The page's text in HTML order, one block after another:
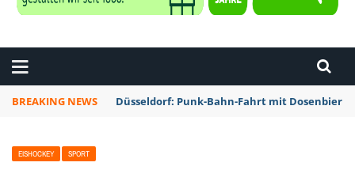
BREAKING NEWS Düsseldorf: Punk-Bahn-Fahrt mit Dosenbier
EISHOCKEY SPORT